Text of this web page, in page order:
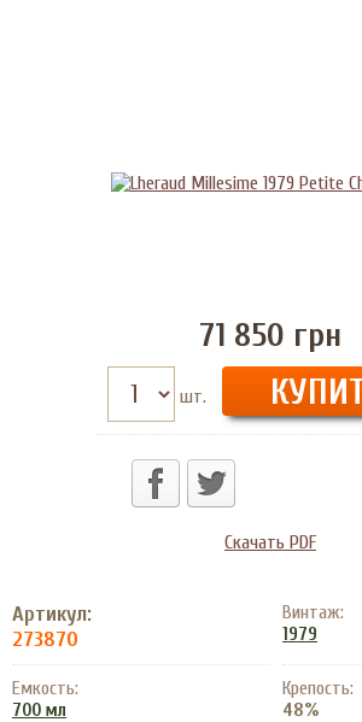
71 850 грн
шт.
Скачать PDF
Артикул:
273870
Винтаж:
1979
Емкость:
700 мл
Крепость:
48%